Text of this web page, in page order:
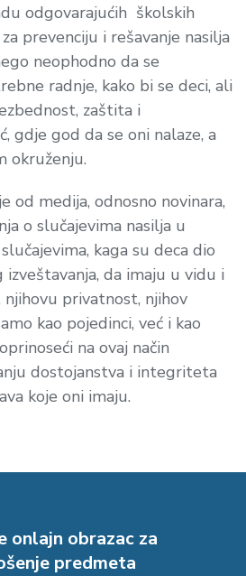
odgovarajućih školskih
prevenciju i rešavanje nasilja
neophodno da se
radnje, kako bi se deci, ali
zaštita i
gdje god da se oni nalaze, a
okruženju.
od medija, odnosno novinara,
o slučajevima nasilja u
kaga su deca dio
da imaju u vidu i
privatnost, njihov
kao pojedinci, već i kao
na ovaj način
dostojanstva i integriteta
koje oni imaju.
onlajn obrazac za
predmeta